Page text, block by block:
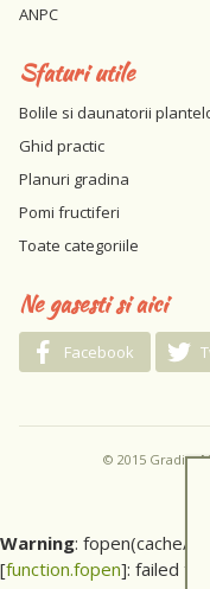
ANPC
Sfaturi utile
Bolile si daunatorii
Ghid practic
Planuri gradina
Pomi fructiferi
Toate categoriile
Ne gasesti si aici
Facebook
© 2015
Warning: fopen(cache/
[function.fopen]: failed to